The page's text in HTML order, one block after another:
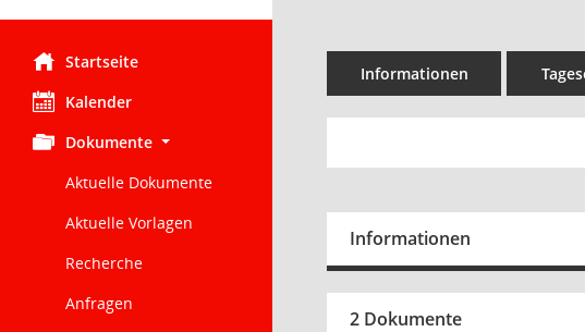
Startseite
Kalender
Dokumente
Aktuelle Dokumente
Aktuelle Vorlagen
Recherche
Anfragen
Informationen
Informationen
2 Dokumente